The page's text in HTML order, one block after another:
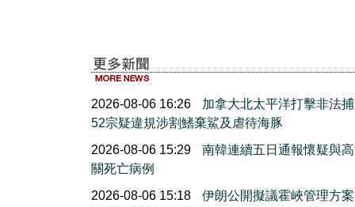
2026-08-06 16:26
加拿大北太平洋打擊非法
52宗疑違規涉割鰭棄鯊及虐待海豚
2026-08-06 15:29
南韓連續五日通報懷疑與
關死亡病例
2026-08-06 15:18
伊朗公開擬議霍峽管理方